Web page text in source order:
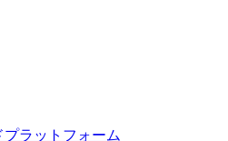
プラットフォーム